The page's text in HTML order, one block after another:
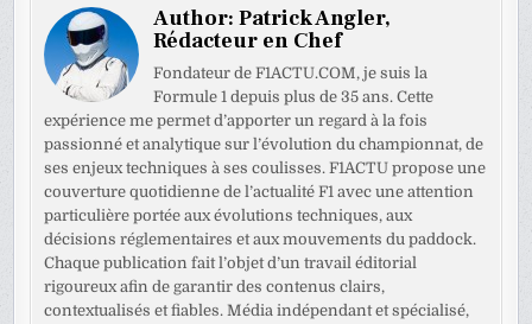
Author:Patrick Angler,
Rédacteur en Chef
Fondateur de F1ACTU.COM, je suis la
Formule 1 depuis plus de 35 ans. Cette
expérience me permet d’apporter un regard à la fois
passionné et analytique sur l’évolution du championnat, de
ses enjeux techniques à ses coulisses. F1ACTU propose une
couverture quotidienne de l’actualité F1 avec une attention
particulière portée aux évolutions techniques, aux
décisions réglementaires et aux mouvements du paddock.
Chaque publication fait l’objet d’un travail éditorial
rigoureux afin de garantir des contenus clairs,
contextualisés et fiables. Média indépendant et spécialisé,